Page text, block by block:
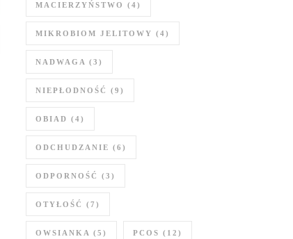
MACIERZYŃSTWO (4)
MIKROBIOM JELITOWY (4)
NADWAGA (3)
NIEPŁODNOŚĆ (9)
OBIAD (4)
ODCHUDZANIE (6)
ODPORNOŚĆ (3)
OTYŁOŚĆ (7)
OWSIANKA (5) PCOS (12)